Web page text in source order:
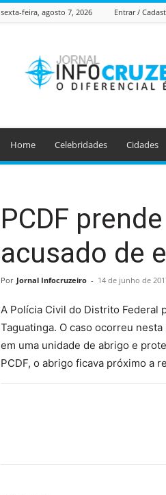
sexta-feira, agosto 7, 2026 Entrar /
Info
Cruzeiro
Home Celebridades Cidades
PCDF
acusado de
Por Jornal Infocruzeiro - 14 de junho de
A Polícia Civil do Distrito Federal
Taguatinga. O caso ocorreu
em uma unidade de abrigo e
PCDF, o abrigo ficava próximo a